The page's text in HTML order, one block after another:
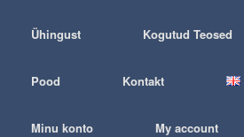
Ühingust Kogutud Teosed
Pood Kontakt
Minu konto My account